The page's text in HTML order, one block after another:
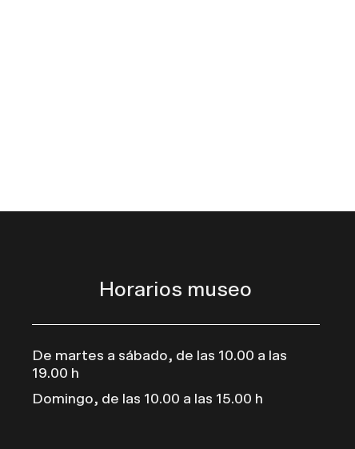
Horarios museo
De martes a sábado, de las 10.00 a las
19.00 h
Domingo, de las 10.00 a las 15.00 h